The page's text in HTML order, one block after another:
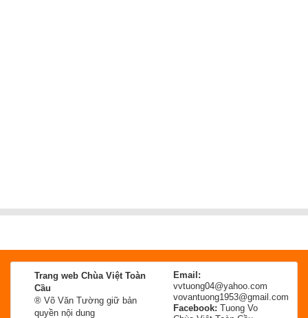
Trang web Chùa Việt Toàn
Cầu
® Võ Văn Tường giữ bản
quyền nội dung
Email:
vvtuong04@yahoo.com
vovantuong1953@gmail.com
Facebook: Tuong Vo